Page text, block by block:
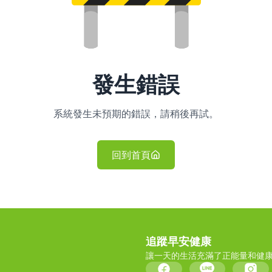
發生錯誤
系統發生未預期的錯誤，請稍後再試。
回到首頁
追蹤早安健康
讓一天的生活充滿了正能量和健